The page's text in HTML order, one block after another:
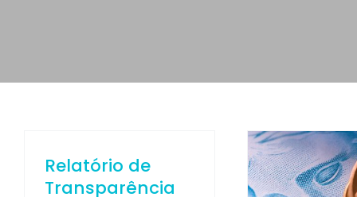
ESPAÑOL
Relatório de
Transparência